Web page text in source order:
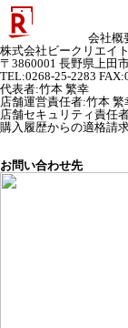
会社概
株式会社ビークリエイト
〒3860001 長野県上田
TEL:0268-25-2283
代表者:竹本 繁幸
店舗運営責任者:竹本 繁
店舗セキュリティ責任
購入履歴からの適格請
お問い合わせ先